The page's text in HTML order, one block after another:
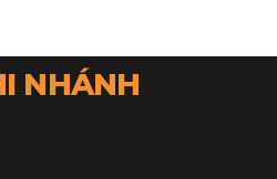
NHÁNH